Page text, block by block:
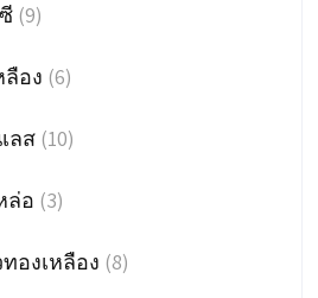
(9)
ลือง (6)
ลส (10)
ล่อ (3)
ทองเหลือง (8)